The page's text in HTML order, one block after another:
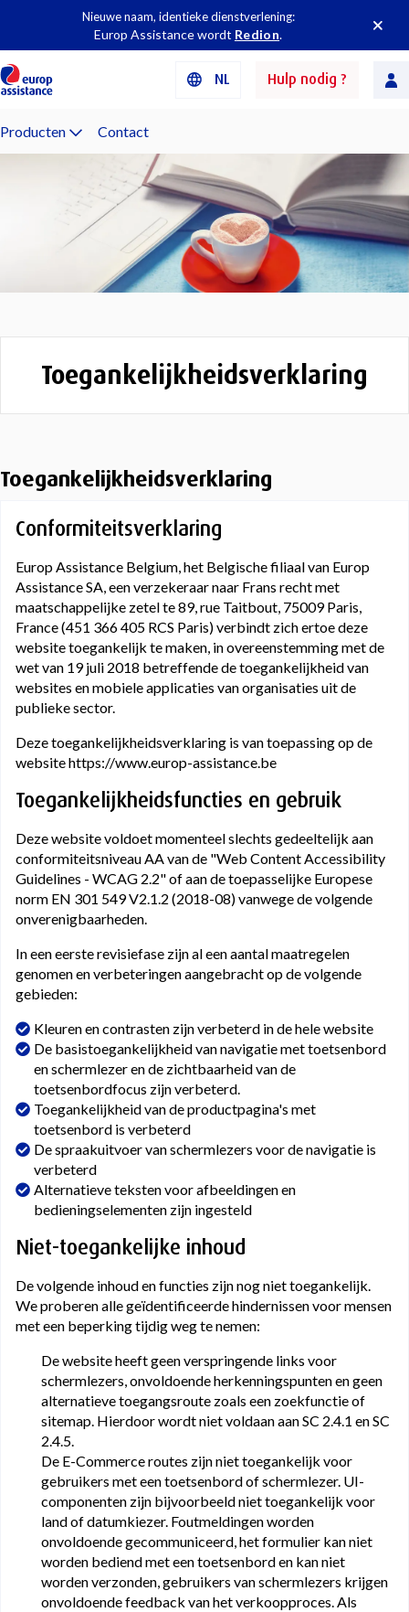
Nieuwe naam, identieke dienstverlening:
Europ Assistance wordt Redion.
NL Hulp nodig ?
Producten Contact
Toegankelijkheidsverklaring
Toegankelijkheidsverklaring
Conformiteitsverklaring
Europ Assistance Belgium, het Belgische filiaal van Europ
Assistance SA, een verzekeraar naar Frans recht met
maatschappelijke zetel te 89, rue Taitbout, 75009 Paris,
France (451 366 405 RCS Paris) verbindt zich ertoe deze
website toegankelijk te maken, in overeenstemming met de
wet van 19 juli 2018 betreffende de toegankelijkheid van
websites en mobiele applicaties van organisaties uit de
publieke sector.
Deze toegankelijkheidsverklaring is van toepassing op de
website https://www.europ-assistance.be
Toegankelijkheidsfuncties en gebruik
Deze website voldoet momenteel slechts gedeeltelijk aan
conformiteitsniveau AA van de "Web Content Accessibility
Guidelines - WCAG 2.2" of aan de toepasselijke Europese
norm EN 301 549 V2.1.2 (2018-08) vanwege de volgende
onverenigbaarheden.
In een eerste revisiefase zijn al een aantal maatregelen
genomen en verbeteringen aangebracht op de volgende
gebieden:
Kleuren en contrasten zijn verbeterd in de hele website
De basistoegankelijkheid van navigatie met toetsenbord
en schermlezer en de zichtbaarheid van de
toetsenbordfocus zijn verbeterd.
Toegankelijkheid van de productpagina's met
toetsenbord is verbeterd
De spraakuitvoer van schermlezers voor de navigatie is
verbeterd
Alternatieve teksten voor afbeeldingen en
bedieningselementen zijn ingesteld
Niet-toegankelijke inhoud
De volgende inhoud en functies zijn nog niet toegankelijk.
We proberen alle geïdentificeerde hindernissen voor mensen
met een beperking tijdig weg te nemen:
De website heeft geen verspringende links voor
schermlezers, onvoldoende herkenningspunten en geen
alternatieve toegangsroute zoals een zoekfunctie of
sitemap. Hierdoor wordt niet voldaan aan SC 2.4.1 en SC
2.4.5.
De E-Commerce routes zijn niet toegankelijk voor
gebruikers met een toetsenbord of schermlezer. UI-
componenten zijn bijvoorbeeld niet toegankelijk voor
land of datumkiezer. Foutmeldingen worden
onvoldoende gecommuniceerd, het formulier kan niet
worden bediend met een toetsenbord en kan niet
worden verzonden, gebruikers van schermlezers krijgen
onvoldoende feedback van het verkoopproces. Als